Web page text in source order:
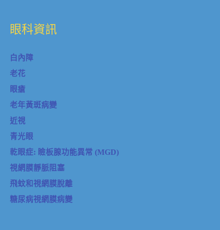
眼科資訊
白內障
老花
眼瘡
老年黃斑病變
近視
青光眼
乾眼症: 瞼板腺功能異常 (MGD)
視網膜靜脈阻塞
飛蚊和視網膜脫離
糖尿病視網膜病變